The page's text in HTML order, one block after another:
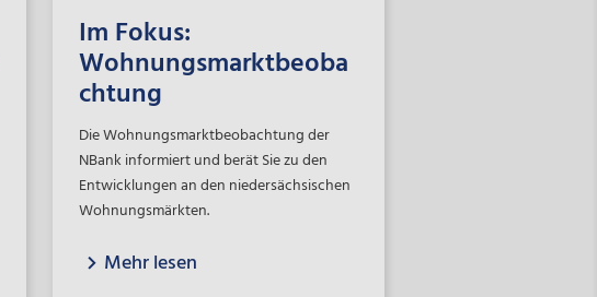
Im Fokus:
Wohnungsmarktbeoba
chtung
Die Wohnungsmarktbeobachtung der
NBank informiert und berät Sie zu den
Entwicklungen an den niedersächsischen
Wohnungsmärkten.
Mehr lesen